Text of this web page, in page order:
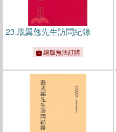
23.戢翼翹先生訪問紀錄
絕版無法訂購